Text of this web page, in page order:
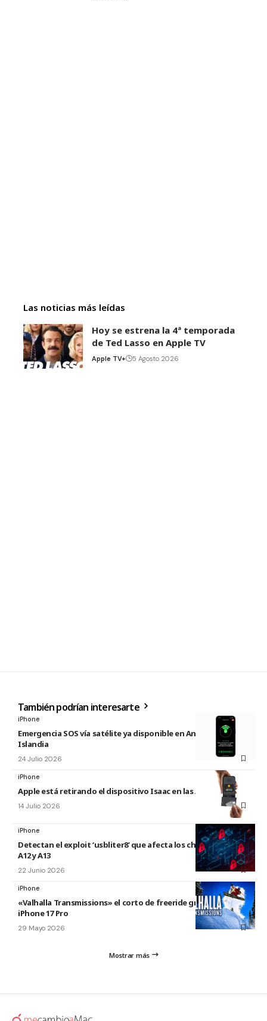
Las noticias más leídas
Hoy se estrena la 4ª temporada
de Ted Lasso en Apple TV
Apple TV+ 5 Agosto 2026
También podrían interesarte
iPhone
Emergencia SOS vía satélite ya disponible en Andorra e
Islandia
24 Julio 2026
iPhone
Apple está retirando el dispositivo Isaac en las Apple Store
14 Julio 2026
iPhone
Detectan el exploit ‘usbliter8’ que afecta los chips de Apple
A12 y A13
22 Junio 2026
iPhone
«Valhalla Transmissions» el corto de freeride grabado con el
iPhone 17 Pro
29 Mayo 2026
Mostrar más